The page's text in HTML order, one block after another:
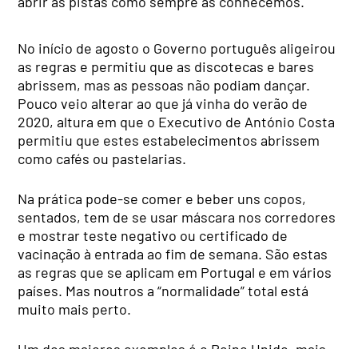
No início de agosto o Governo português aligeirou
as regras e permitiu que as discotecas e bares
abrissem, mas as pessoas não podiam dançar.
Pouco veio alterar ao que já vinha do verão de
2020, altura em que o Executivo de António Costa
permitiu que estes estabelecimentos abrissem
como cafés ou pastelarias.
Na prática pode-se comer e beber uns copos,
sentados, tem de se usar máscara nos corredores
e mostrar teste negativo ou certificado de
vacinação à entrada ao fim de semana. São estas
as regras que se aplicam em Portugal e em vários
países. Mas noutros a “normalidade” total está
muito mais perto.